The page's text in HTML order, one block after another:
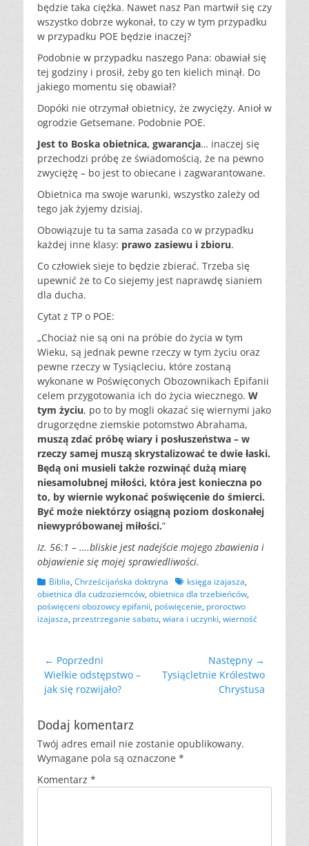
będzie taka ciężka. Nawet nasz Pan martwił się czy
wszystko dobrze wykonał, to czy w tym przypadku
w przypadku POE będzie inaczej?
Podobnie w przypadku naszego Pana: obawiał się
tej godziny i prosił, żeby go ten kielich minął. Do
jakiego momentu się obawiał?
Dopóki nie otrzymał obietnicy, że zwycięży. Anioł w
ogrodzie Getsemane. Podobnie POE.
Jest to Boska obietnica, gwarancja… inaczej się
przechodzi próbę ze świadomością, że na pewno
zwyciężę – bo jest to obiecane i zagwarantowane.
Obietnica ma swoje warunki, wszystko zależy od
tego jak żyjemy dzisiaj.
Obowiązuje tu ta sama zasada co w przypadku
każdej inne klasy: prawo zasiewu i zbioru.
Co człowiek sieje to będzie zbierać. Trzeba się
upewnić że to Co siejemy jest naprawdę sianiem
dla ducha.
Cytat z TP o POE:
„Chociaż nie są oni na próbie do życia w tym
Wieku, są jednak pewne rzeczy w tym życiu oraz
pewne rzeczy w Tysiącleciu, które zostaną
wykonane w Poświęconych Obozownikach Epifanii
celem przygotowania ich do życia wiecznego. W
tym życiu, po to by mogli okazać się wiernymi jako
drugorzędne ziemskie potomstwo Abrahama,
muszą zdać próbę wiary i posłuszeństwa – w
rzeczy samej muszą skrystalizować te dwie łaski.
Będą oni musieli także rozwinąć dużą miarę
niesamolubnej miłości, która jest konieczna po
to, by wiernie wykonać poświęcenie do śmierci.
Być może niektórzy osiągną poziom doskonałej
niewypróbowanej miłości.”
Iz. 56:1 – ….bliskie jest nadejście mojego zbawienia i
objawienie się mojej sprawiedliwości.
Kategorii
Biblia, Chrześcijańska doktryna Tagówksięga izajasza,
obietnica dla cudzoziemców, obietnica dla trzebieńców,
poświęceni obozowcy epifanii, poświęcenie, proroctwo
izajasza, przestrzeganie sabatu, wiara i uczynki, wierność
Nawigacja
wpisu
← Poprzedni
Poprzedni
wpis:
Wielkie odstępstwo –
jak się rozwijało?
Następny →
Następny
Tysiącletnie Królestwo
Chrystusa
Dodaj komentarz
Twój adres email nie zostanie opublikowany.
Wymagane pola są oznaczone *
Komentarz *